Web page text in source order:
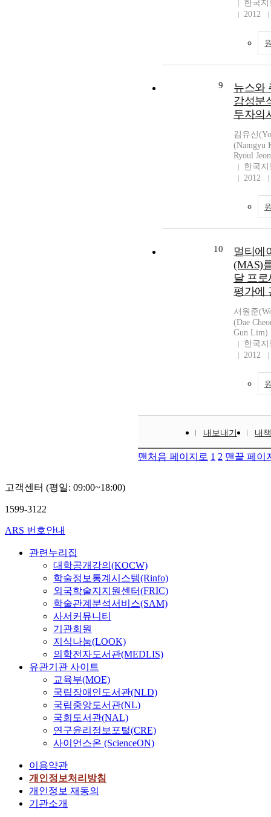
한국
2012
9
뉴스와
감성분
투자의
김유신
(Namgyu
Ryoul
한국
2012
10
멀티에
(MAS)
달 프
평가에
서원준
(Dae
Gun Lim)
한국
2012
내보내기 내
맨처음 페이지로 1 2 맨끝 페이
고객센터 (평일: 09:00~18:00)
1599-3122
ARS 번호안내
관련누리집
대학공개강의(KOCW)
학술정보통계시스템(Rinfo)
외국학술지지원센터(FRIC)
학술관계분석서비스(SAM)
사서커뮤니티
기관회원
지식나눔(LOOK)
의학전자도서관(MEDLIS)
유관기관 사이트
교육부(MOE)
국립장애인도서관(NLD)
국립중앙도서관(NL)
국회도서관(NAL)
연구윤리정보포털(CRE)
사이언스온 (ScienceON)
이용약관
개인정보처리방침
개인정보 재동의
기관소개